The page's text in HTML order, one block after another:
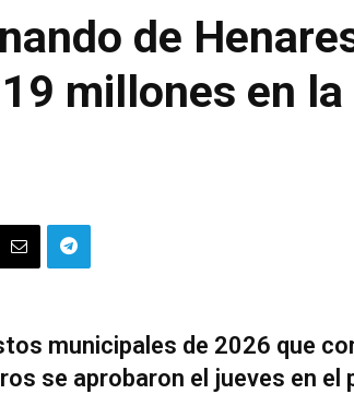
de
millones en
municipales de 2026 que
se aprobaron el jueves en el